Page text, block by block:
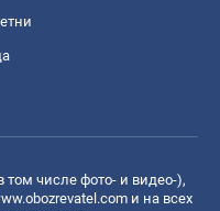
числе фото- и видео-),
и на всех